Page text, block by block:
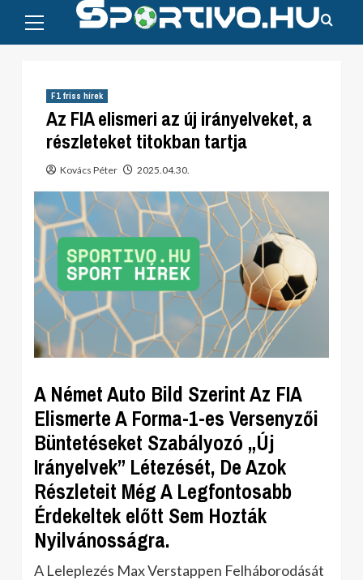
content
Menu
F1 friss hírek
Az FIA elismeri az új irányelveket, a
részleteket titokban tartja
Kovács Péter 2025.04.30.
A Német Auto Bild Szerint Az FIA
Elismerte A Forma-1-es Versenyzői
Büntetéseket Szabályozó „Új
Irányelvek” Létezését, De Azok
Részleteit Még A Legfontosabb
Érdekeltek előtt Sem Hozták
Nyilvánosságra.
A Leleplezés Max Verstappen Felháborodását